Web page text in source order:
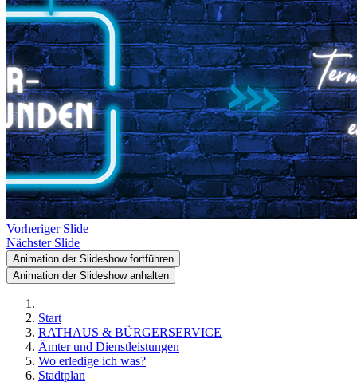
Vorheriger Slide
Nächster Slide
Animation der Slideshow fortführen
Animation der Slideshow anhalten
Start
RATHAUS & BÜRGERSERVICE
Ämter und Dienstleistungen
Wo erledige ich was?
Stadtplan